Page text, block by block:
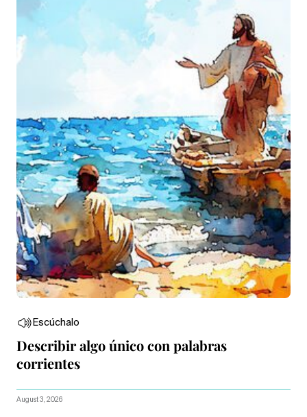
Escúchalo
Describir algo único con palabras
corrientes
August 3, 2026